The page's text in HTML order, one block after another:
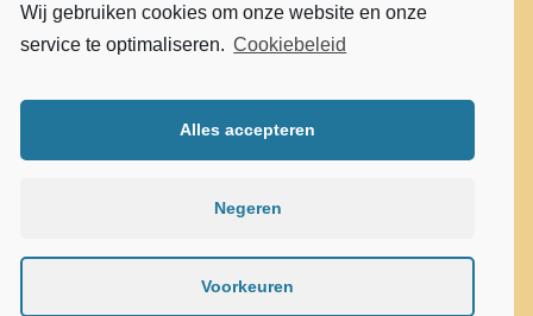
Wij gebruiken cookies om onze website en onze
service te optimaliseren. Cookiebeleid
Alles accepteren
Negeren
Voorkeuren
Afvallen met shakes
Afvallen met pillen
Aloë vera Cleansingprogramma